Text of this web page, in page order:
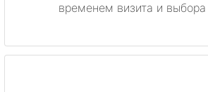
временем визита и